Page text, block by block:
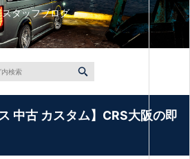
スタッフブログ
中古 カスタム】CRS大阪の即